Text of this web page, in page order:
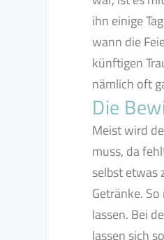
ihn einige
wann die
künftigen
nämlich oft
Die
Meist wird
muss, da
selbst etwas
Getränke.
lassen. Bei
lassen sich